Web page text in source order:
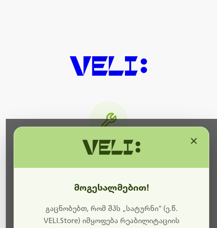
ბოდიშს გიხდით შეფერხებისთვის. ამჟამად
მიმდინარეობს საიტის განახლება და ტექნიკური
სამუშაოები.
მოგესალმებით!
გაცნობებთ, რომ შპს „სატურნი“ (ე.წ.
VELI.Store) იმყოფება რეაბილიტაციის
×